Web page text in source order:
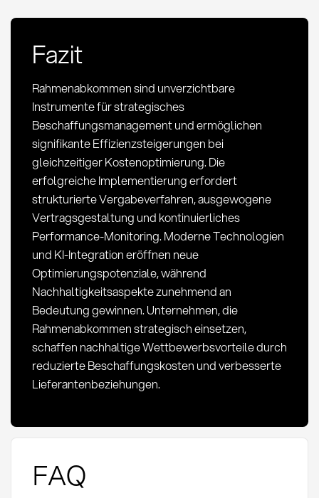
Fazit
Rahmenabkommen sind unverzichtbare
Instrumente für strategisches
Beschaffungsmanagement und ermöglichen
signifikante Effizienzsteigerungen bei
gleichzeitiger Kostenoptimierung. Die
erfolgreiche Implementierung erfordert
strukturierte Vergabeverfahren, ausgewogene
Vertragsgestaltung und kontinuierliches
Performance-Monitoring. Moderne Technologien
und KI-Integration eröffnen neue
Optimierungspotenziale, während
Nachhaltigkeitsaspekte zunehmend an
Bedeutung gewinnen. Unternehmen, die
Rahmenabkommen strategisch einsetzen,
schaffen nachhaltige Wettbewerbsvorteile durch
reduzierte Beschaffungskosten und verbesserte
Lieferantenbeziehungen.
FAQ